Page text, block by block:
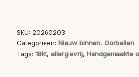
SKU: 20260203
Categorieën: Nieuw binnen, Oorbellen
Tags: 18kt, allergievrij, Handgemaakte